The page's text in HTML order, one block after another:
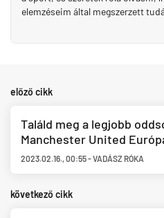
elemzéseim által megszerzett
előző cikk
Találd meg a legjobb
Manchester United
2023.02.16.,00:55-VADÁSZ RÓKA
következő cikk